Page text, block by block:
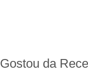
Gostou da